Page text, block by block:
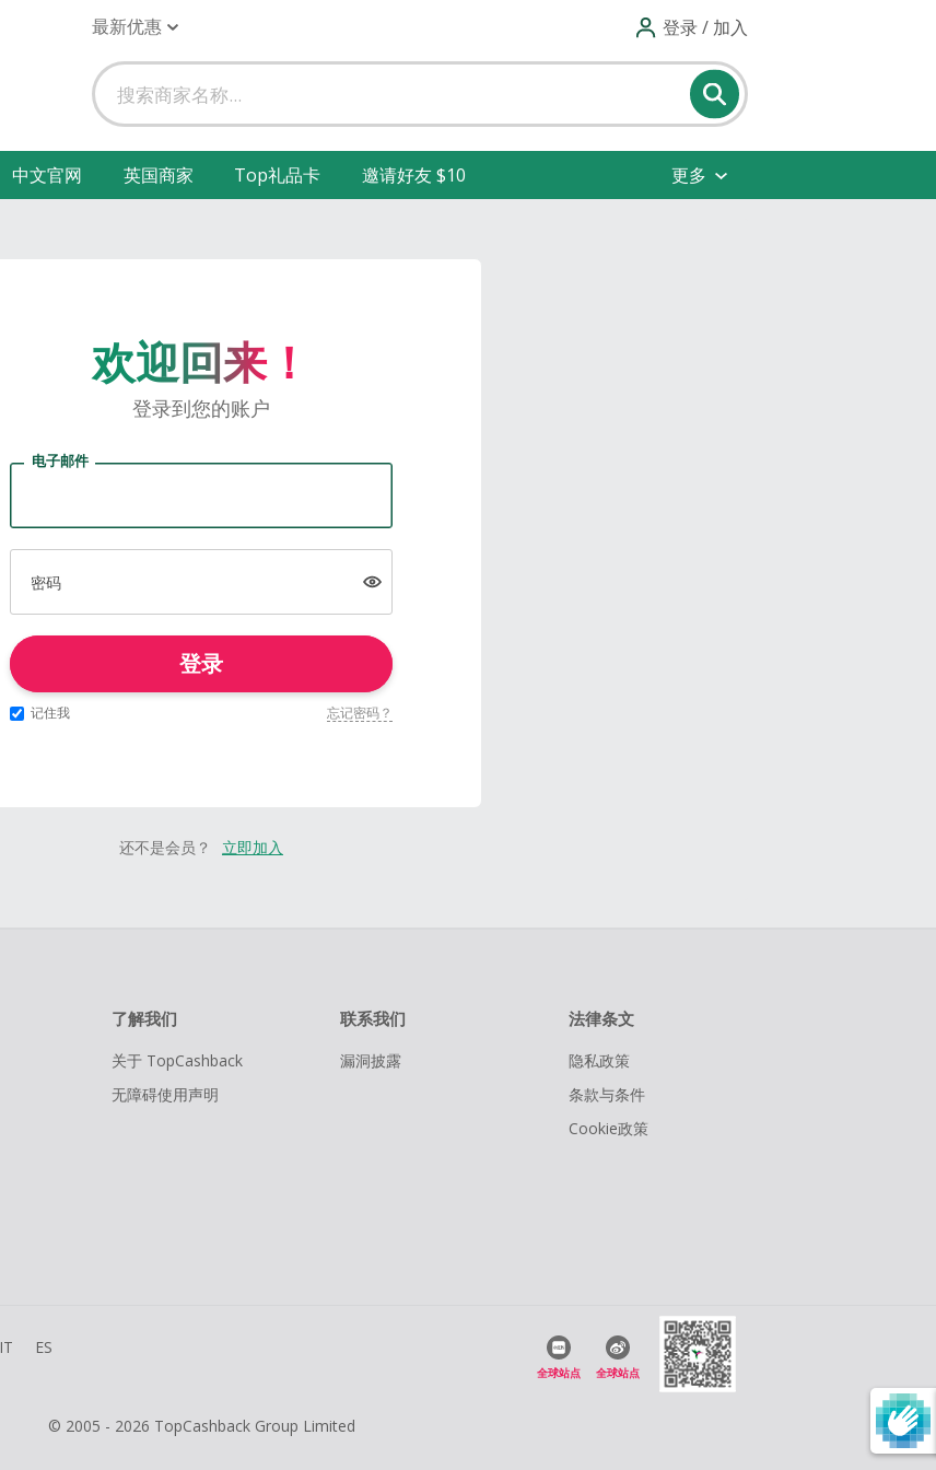
最新优惠 登录 / 加入
中文官网 英国商家 Top礼品卡 邀请好友 $10 更多
欢迎回来！
登录到您的账户
电子邮件
密码
登录
记住我 忘记密码？
还不是会员？ 立即加入
了解我们
关于 TopCashback
无障碍使用声明
联系我们
漏洞披露
法律条文
隐私政策
条款与条件
Cookie政策
IT ES
全球站点 全球站点
© 2005 - 2026 TopCashback Group Limited